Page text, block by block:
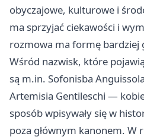
obyczajowe, kulturowe i
ma sprzyjać ciekawości i
rozmowa ma formę bardziej
Wśród nazwisk, które
są m.in. Sofonisba
Artemisia Gentileschi —
sposób wpisywały się w
poza głównym kanonem. W